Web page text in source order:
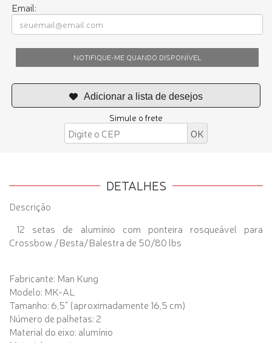
Email:
NOTIFIQUE-ME QUANDO DISPONÍVEL
Simule o frete
DETALHES
Descrição
12 setas de alumínio com ponteira rosqueável para
Crossbow /Besta/Balestra de 50/80 lbs
Fabricante: Man Kung
Modelo: MK-AL
Tamanho: 6,5" (aproximadamente 16,5 cm)
Número de palhetas: 2
Material do eixo: alumínio